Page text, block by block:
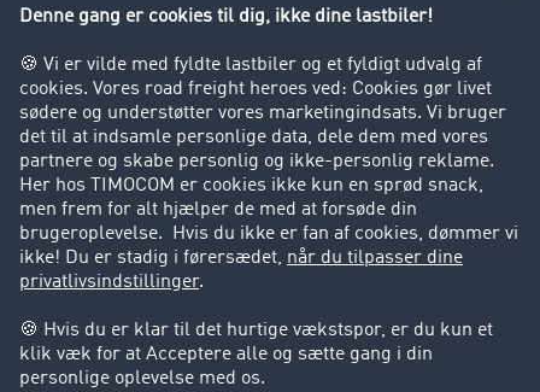
Kunder hverver kunder
Success Stories
Support
Support
Juridiske forhold
Kolofon